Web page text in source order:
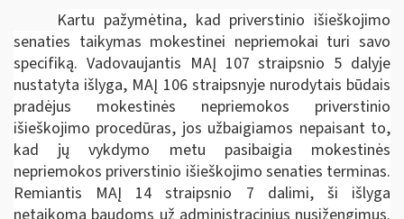
Kartu pažymėtina, kad priverstinio išieškojimo
senaties taikymas mokestinei nepriemokai turi savo
specifiką. Vadovaujantis MAĮ 107 straipsnio 5 dalyje
nustatyta išlyga, MAĮ 106 straipsnyje nurodytais būdais
pradėjus mokestinės nepriemokos priverstinio
išieškojimo procedūras, jos užbaigiamos nepaisant to,
kad jų vykdymo metu pasibaigia mokestinės
nepriemokos priverstinio išieškojimo senaties terminas.
Remiantis MAĮ 14 straipsnio 7 dalimi, ši išlyga
netaikoma baudoms už administracinius nusižengimus.